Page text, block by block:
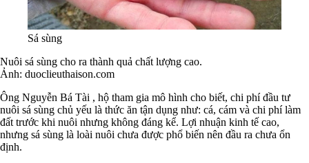
Sá sùng
Nuôi sá sùng cho ra thành quả chất lượng cao.
Ảnh: duoclieuthaison.com
Ông Nguyễn Bá Tài , hộ tham gia mô hình cho biết, chi phí đầu tư
nuôi sá sùng chủ yếu là thức ăn tận dụng như: cá, cám và chi phí làm
đất trước khi nuôi nhưng không đáng kể. Lợi nhuận kinh tế cao,
nhưng sá sùng là loài nuôi chưa được phổ biến nên đầu ra chưa ổn
định.